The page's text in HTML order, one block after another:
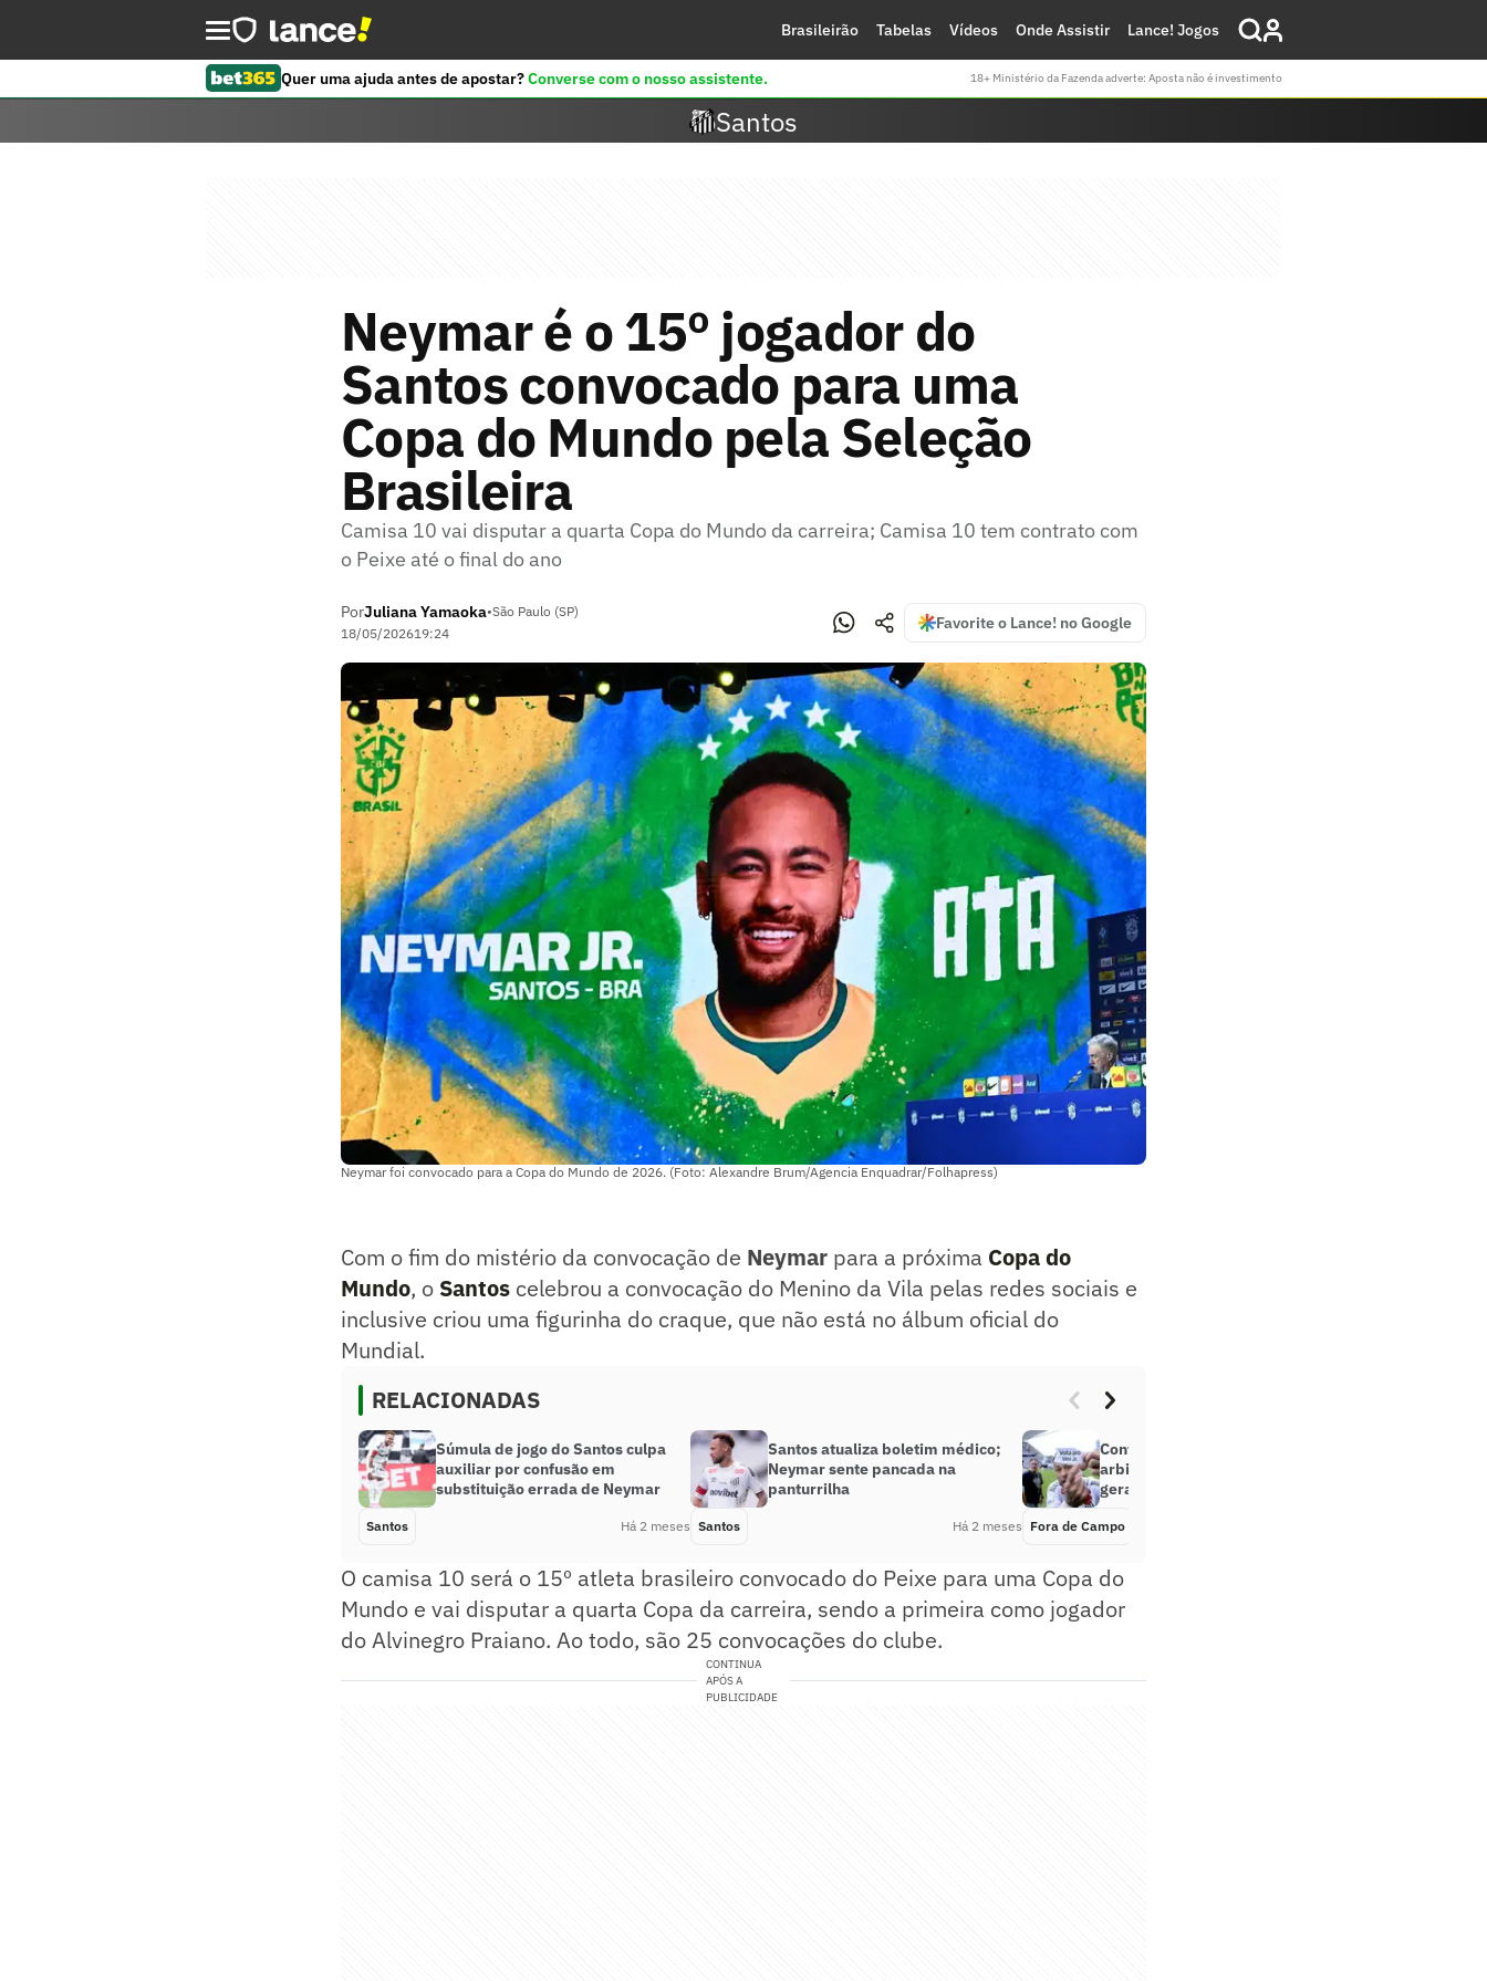
Brasileirão Tabelas Vídeos Onde Assistir Lance! Jogos
Quer uma ajuda antes de apostar?Converse com o nosso assistente. 18+ Ministério da Fazenda adverte: Aposta não é investimento
Santos
Neymar é o 15º jogador do
Santos convocado para uma
Copa do Mundo pela Seleção
Brasileira
Camisa 10 vai disputar a quarta Copa do Mundo da carreira; Camisa 10 tem contrato com
o Peixe até o final do ano
PorJuliana Yamaoka•São Paulo (SP)
18/05/202619:24
Favorite o Lance! no Google
Neymar foi convocado para a Copa do Mundo de 2026. (Foto: Alexandre Brum/Agencia Enquadrar/Folhapress)
Com o fim do mistério da convocação de Neymar para a próxima Copa do
Mundo, o Santos celebrou a convocação do Menino da Vila pelas redes sociais e
inclusive criou uma figurinha do craque, que não está no álbum oficial do
Mundial.
RELACIONADAS
Súmula de jogo do Santos culpa
auxiliar por confusão em
substituição errada de Neymar
Santos Há 2 meses
Santos atualiza boletim médico;
Neymar sente pancada na
panturrilha
Santos Há 2 meses
Confusão de Neymar com
arbitragem em Santos x Coritiba
gera memes; veja
Fora de Campo
O camisa 10 será o 15º atleta brasileiro convocado do Peixe para uma Copa do
Mundo e vai disputar a quarta Copa da carreira, sendo a primeira como jogador
do Alvinegro Praiano. Ao todo, são 25 convocações do clube.
CONTINUA
APÓS A
PUBLICIDADE